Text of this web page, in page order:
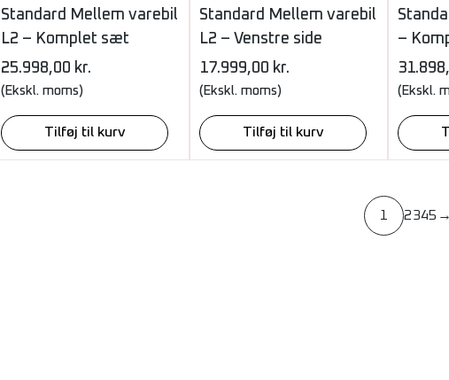
Standard Mellem varebil
L2 – Komplet sæt
25.998,00 kr.
(Ekskl. moms)
Tilføj til kurv
Standard Mellem varebil
L2 – Venstre side
17.999,00 kr.
(Ekskl. moms)
Tilføj til kurv
–
(Ekskl.
1 2345 →